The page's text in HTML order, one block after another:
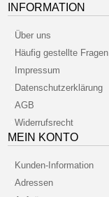
INFORMATION
Über uns
Häufig gestellte Fragen
Impressum
Datenschutzerklärung
AGB
Widerrufsrecht
MEIN KONTO
Kunden-Information
Adressen